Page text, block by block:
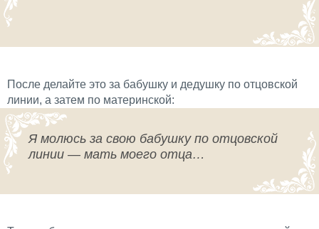
После делайте это за бабушку и дедушку по отцовской
линии, а затем по материнской:
Я молюсь за свою бабушку по отцовской
линии — мать моего отца…